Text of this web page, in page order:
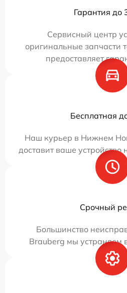
Гарантия до
Сервисный центр
оригинальные запчасти
предоставляет
Бесплатная
Наш курьер в Нижнем
доставит ваше устройство
Срочный
Большинство
Brauberg мы устраняем